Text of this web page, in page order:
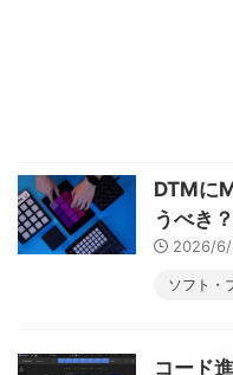
DTMに
うべき
2026/
ソフト・
コード